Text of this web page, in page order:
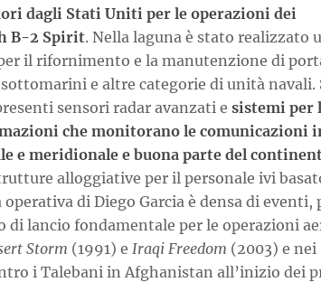
dagli Stati Uniti per le operazioni dei
B-2 Spirit. Nella laguna è stato realizzato
il rifornimento e la manutenzione di
e altre categorie di unità navali.
sensori radar avanzati e sistemi per
che monitorano le comunicazioni
e meridionale e buona parte del
alloggiative per il personale ivi
di Diego Garcia è densa di eventi,
di lancio fondamentale per le operazioni
Storm (1991) e Iraqi Freedom (2003) e nei
i Talebani in Afghanistan all’inizio dei